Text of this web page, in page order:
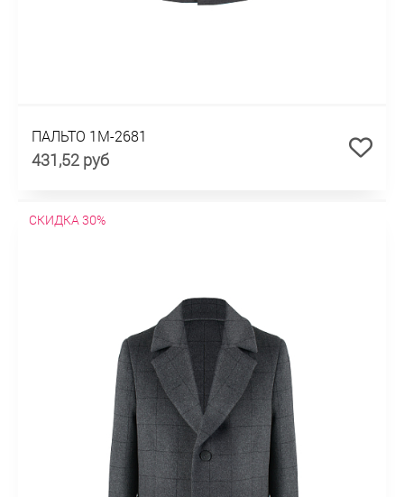
ПАЛЬТО 1М-2681
431,52 руб
СКИДКА 30%